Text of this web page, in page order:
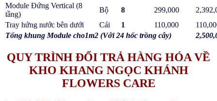
Module Đứng Vertical (8
tầng)
Bộ 8 299,000
Tray hứng nước bên dưới
Cái 1 110,000
Tổng khung Module cho1m2 (Với 24 hốc trồng cây)
QUY TRÌNH ĐỔI TRẢ HÀNG HÓA VỀ
KHO KHANG NGỌC KHÁNH
FLOWERS CARE